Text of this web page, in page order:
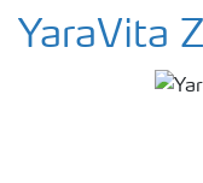
YaraVita